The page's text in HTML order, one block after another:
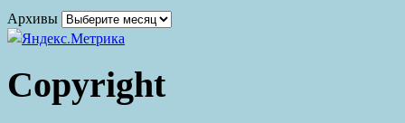
Архивы
Copyright